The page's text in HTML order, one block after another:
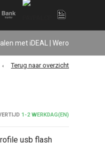
met iDEAL | Wero
Terug naar overzicht
1-2 WERKDAG(EN)
usb flash